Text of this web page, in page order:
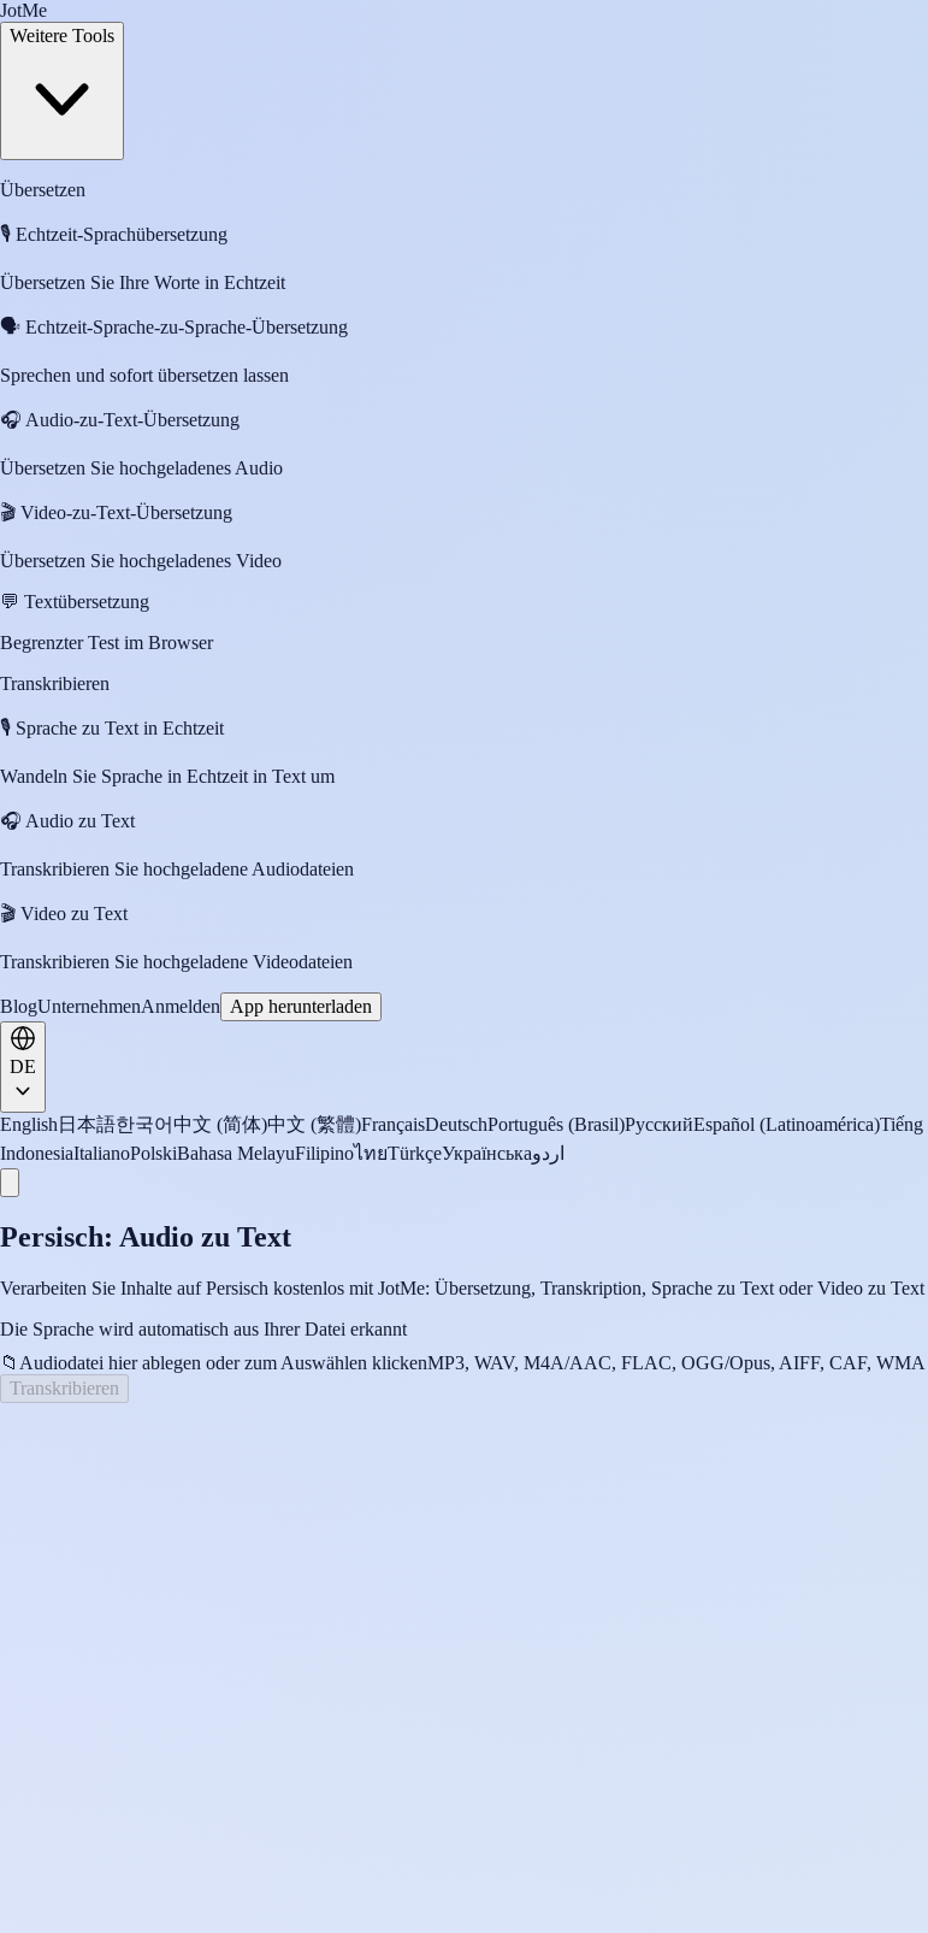
JotMe
Weitere Tools
Übersetzen
🎙️ Echtzeit-Sprachübersetzung
Übersetzen Sie Ihre Worte in Echtzeit
🗣️ Echtzeit-Sprache-zu-Sprache-Übersetzung
Sprechen und sofort übersetzen lassen
🎧 Audio-zu-Text-Übersetzung
Übersetzen Sie hochgeladenes Audio
🎬 Video-zu-Text-Übersetzung
Übersetzen Sie hochgeladenes Video
💬 Textübersetzung
Begrenzter Test im Browser
Transkribieren
🎙️ Sprache zu Text in Echtzeit
Wandeln Sie Sprache in Echtzeit in Text um
🎧 Audio zu Text
Transkribieren Sie hochgeladene Audiodateien
🎬 Video zu Text
Transkribieren Sie hochgeladene Videodateien
BlogUnternehmenAnmelden App herunterladen
DE
English 日本語한국어中文 (简体)中文 (繁體)FrançaisDeutschPortuguês (Brasil)РусскийEspañol (Latinoamérica)Tiếng
IndonesiaItalianoPolskiBahasa MelayuFilipinoไทยTürkçeУкраїнськаاردو
Persisch: Audio zu Text
Verarbeiten Sie Inhalte auf Persisch kostenlos mit JotMe: Übersetzung, Transkription, Sprache zu Text oder Video zu
Die Sprache wird automatisch aus Ihrer Datei erkannt
📁 Audiodatei hier ablegen oder zum Auswählen klickenMP3, WAV, M4A/AAC, FLAC, OGG/Opus, AIFF, CAF, WMA
Transkribieren